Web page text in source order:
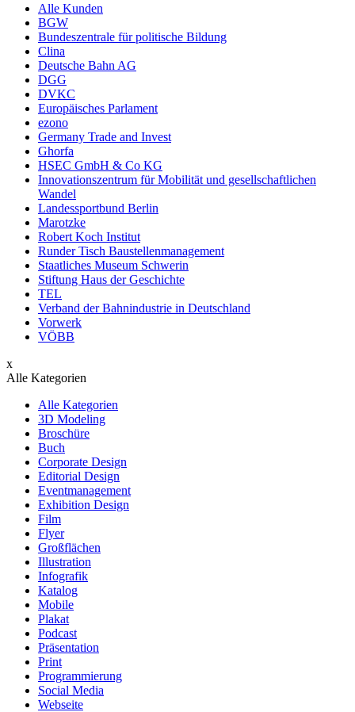
Alle Kunden
BGW
Bundeszentrale für politische Bildung
Clina
Deutsche Bahn AG
DGG
DVKC
Europäisches Parlament
ezono
Germany Trade and Invest
Ghorfa
HSEC GmbH & Co KG
Innovationszentrum für Mobilität und gesellschaftlichen
Wandel
Landessportbund Berlin
Marotzke
Robert Koch Institut
Runder Tisch Baustellenmanagement
Staatliches Museum Schwerin
Stiftung Haus der Geschichte
TEL
Verband der Bahnindustrie in Deutschland
Vorwerk
VÖBB
x
Alle Kategorien
Alle Kategorien
3D Modeling
Broschüre
Buch
Corporate Design
Editorial Design
Eventmanagement
Exhibition Design
Film
Flyer
Großflächen
Illustration
Infografik
Katalog
Mobile
Plakat
Podcast
Präsentation
Print
Programmierung
Social Media
Webseite